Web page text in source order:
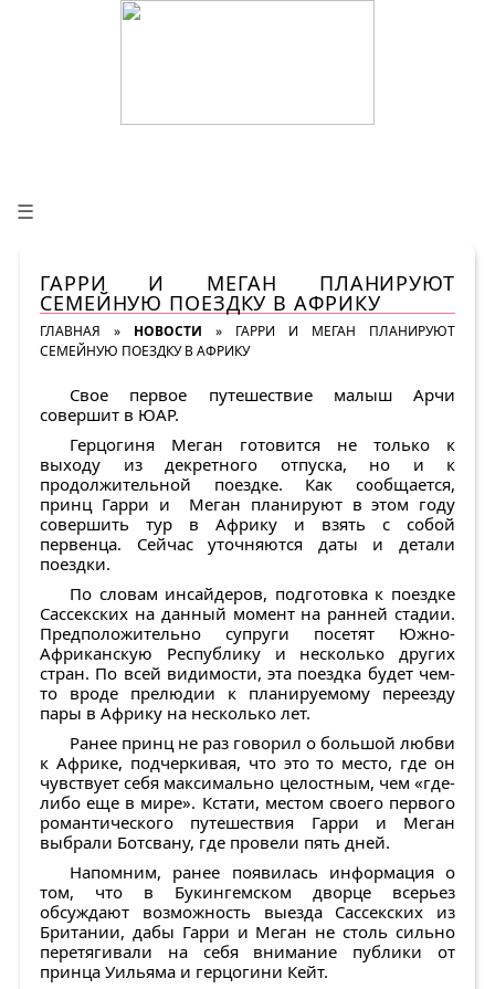
☰
ГАРРИ И МЕГАН ПЛАНИРУЮТ
СЕМЕЙНУЮ ПОЕЗДКУ В АФРИКУ
ГЛАВНАЯ » НОВОСТИ » ГАРРИ И МЕГАН ПЛАНИРУЮТ
СЕМЕЙНУЮ ПОЕЗДКУ В АФРИКУ
Свое первое путешествие малыш Арчи
совершит в ЮАР.
Герцогиня Меган готовится не только к
выходу из декретного отпуска, но и к
продолжительной поездке. Как сообщается,
принц Гарри и Меган планируют в этом году
совершить тур в Африку и взять с собой
первенца. Сейчас уточняются даты и детали
поездки.
По словам инсайдеров, подготовка к поездке
Сассекских на данный момент на ранней стадии.
Предположительно супруги посетят Южно-
Африканскую Республику и несколько других
стран. По всей видимости, эта поездка будет чем-
то вроде прелюдии к планируемому переезду
пары в Африку на несколько лет.
Ранее принц не раз говорил о большой любви
к Африке, подчеркивая, что это то место, где он
чувствует себя максимально целостным, чем «где-
либо еще в мире». Кстати, местом своего первого
романтического путешествия Гарри и Меган
выбрали Ботсвану, где провели пять дней.
Напомним, ранее появилась информация о
том, что в Букингемском дворце всерьез
обсуждают возможность выезда Сассекских из
Британии, дабы Гарри и Меган не столь сильно
перетягивали на себя внимание публики от
принца Уильяма и герцогини Кейт.